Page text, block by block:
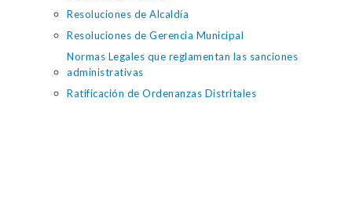
Resoluciones de Alcaldía
Resoluciones de Gerencia Municipal
Normas Legales que reglamentan las sanciones
administrativas
Ratificación de Ordenanzas Distritales